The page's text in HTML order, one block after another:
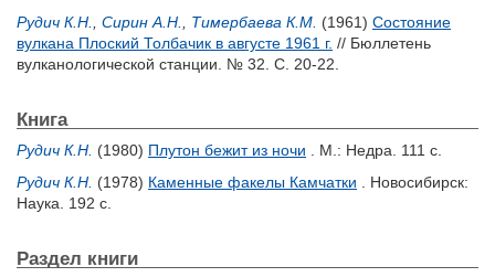
Рудич К.Н.
Сирин А.Н. Тимербаева К.М. (1961) Состояние
вулкана Плоский Толбачик в августе 1961 г. // Бюллетень
вулканологической станции. № 32. С. 20-22.
Книга
Рудич К.Н. (1980) Плутон бежит из ночи . М.: Недра. 111 с.
Рудич К.Н. (1978) Каменные факелы Камчатки . Новосибирск:
Наука. 192 с.
Раздел книги